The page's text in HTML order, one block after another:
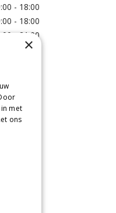
- 18:00
- 18:00
- 21:00
- 18:00
×
met
ons